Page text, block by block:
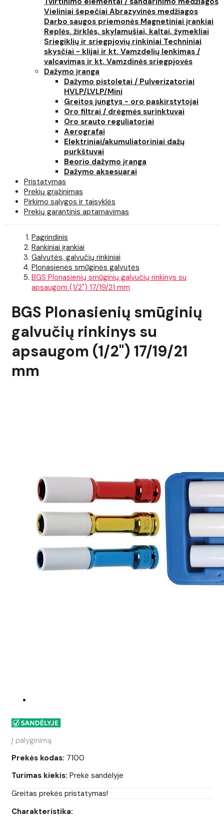
Vieliniai šepečiai Abrazyvinės medžiagos
Darbo saugos priemonės Magnetiniai įrankiai
Replės. žirklės, skylamušiai, kaltai, žymekliai
Sriegiklių ir sriegpjovių rinkiniai Techniniai
skysčiai - klijai ir kt. Vamzdelių lenkimas /
valcavimas ir kt. Vamzdinės sriegpjovės
Dažymo įranga
Dažymo pistoletai / Pulverizatoriai
HVLP/LVLP/Mini
Greitos jungtys - oro paskirstytojai
Oro filtrai / drėgmės surinktuvai
Oro srauto reguliatoriai
Aerografai
Elektriniai/akumuliatoriniai dažų
purkštuvai
Beorio dažymo įranga
Dažymo aksesuarai
Pristatymas
Prekių grąžinimas
Pirkimo sąlygos ir taisyklės
Prekių garantinis aptarnavimas
Pagrindinis
Rankiniai įrankiai
Galvutės, galvučių rinkiniai
Plonasienės smūginės galvutės
BGS Plonasienių smūginių galvučių rinkinys su
apsaugom (1/2") 17/19/21 mm
BGS Plonasienių smūginių
galvučių rinkinys su
apsaugom (1/2") 17/19/21
mm
Į palyginimą
Prekės kodas: 7100
Turimas kiekis: Prekė sandėlyje
Greitas prekės pristatymas!
Charakteristika: